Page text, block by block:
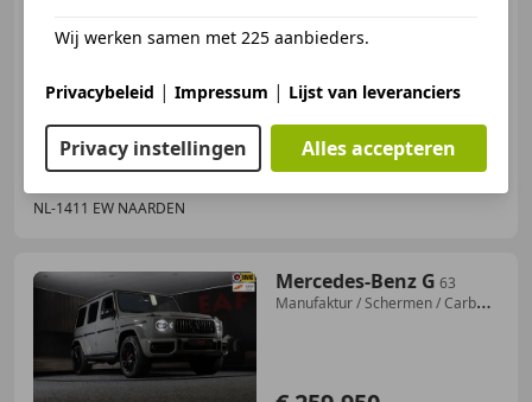
09/2019 49.856 km Benzine
310 kW (421 PK)
NL-1411 EW NAARDEN
Mercedes-Benz G 63
Manufaktur / Schermen / Carbon
Wij werken samen met 225 aanbieders.
Privacybeleid | Impressum | Lijst van leveranciers
Privacy instellingen Alles accepteren